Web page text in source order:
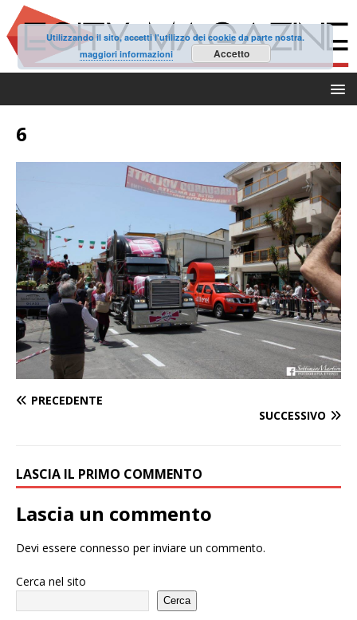
6
PRECEDENTE
SUCCESSIVO
LASCIA IL PRIMO COMMENTO
Lascia un commento
Devi essere connesso per inviare un commento.
Cerca nel sito
Cerca
Utilizzando il sito, accetti l'utilizzo dei cookie da parte nostra.
maggiori informazioni
Accetto